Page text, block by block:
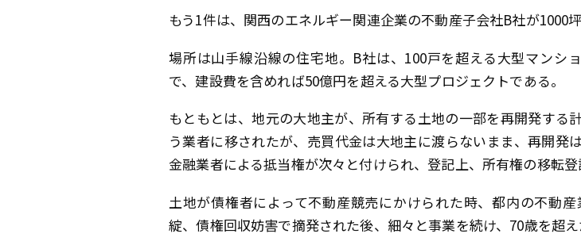
もう1件は、関西のエネルギー関連企業の不動産子会社B社が1000
場所は山手線沿線の住宅地。B社は、100戸を超える大型マンシ
で、建設費を含めれば50億円を超える大型プロジェクトである。
もともとは、地元の大地主が、所有する土地の一部を再開発す
う業者に移されたが、売買代金は大地主に渡らないまま、再開発
金融業者による抵当権が次々と付けられ、登記上、所有権の移転登
土地が債権者によって不動産競売にかけられた時、都内の不動
綻、債権回収妨害で摘発された後、細々と事業を続け、70歳を超え